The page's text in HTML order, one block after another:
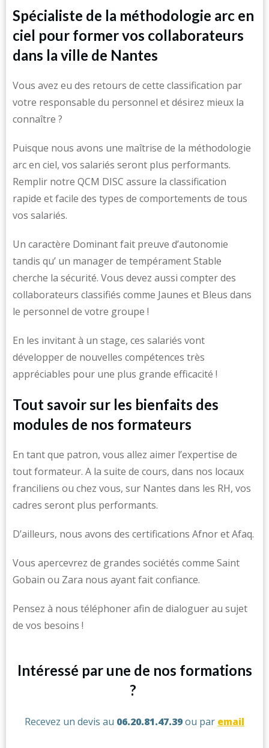
Spécialiste de la méthodologie arc en
ciel pour former vos collaborateurs
dans la ville de Nantes
Vous avez eu des retours de cette classification par
votre responsable du personnel et désirez mieux la
connaître ?
Puisque nous avons une maîtrise de la méthodologie
arc en ciel, vos salariés seront plus performants.
Remplir notre QCM DISC assure la classification
rapide et facile des types de comportements de tous
vos salariés.
Un caractère Dominant fait preuve d’autonomie
tandis qu’ un manager de tempérament Stable
cherche la sécurité. Vous devez aussi compter des
collaborateurs classifiés comme Jaunes et Bleus dans
le personnel de votre groupe !
En les invitant à un stage, ces salariés vont
développer de nouvelles compétences très
appréciables pour une plus grande efficacité !
Tout savoir sur les bienfaits des
modules de nos formateurs
En tant que patron, vous allez aimer l’expertise de
tout formateur. A la suite de cours, dans nos locaux
franciliens ou chez vous, sur Nantes dans les RH, vos
cadres seront plus performants.
D’ailleurs, nous avons des certifications Afnor et Afaq.
Vous apercevrez de grandes sociétés comme Saint
Gobain ou Zara nous ayant fait confiance.
Pensez à nous téléphoner afin de dialoguer au sujet
de vos besoins !
Intéressé par une de nos formations
?
Recevez un devis au 06.20.81.47.39ou par email